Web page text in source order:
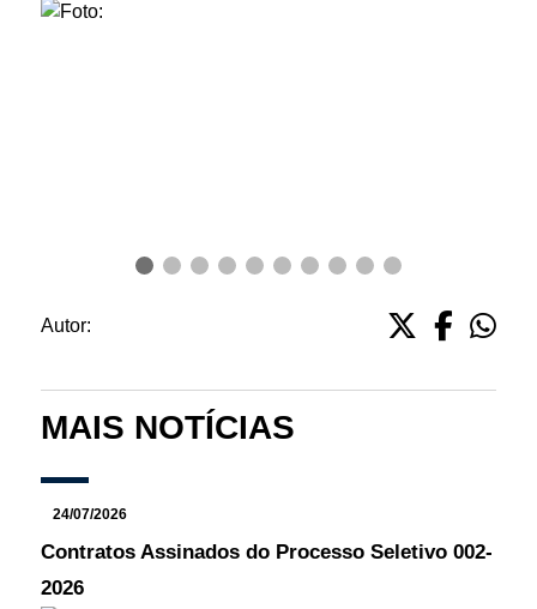
Autor:
MAIS NOTÍCIAS
24/07/2026
Contratos Assinados do Processo Seletivo 002-
2026